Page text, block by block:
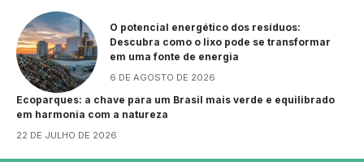
O potencial energético dos resíduos:
Descubra como o lixo pode se transformar
em uma fonte de energia
6 DE AGOSTO DE 2026
Ecoparques: a chave para um Brasil mais verde e equilibrado
em harmonia com a natureza
22 DE JULHO DE 2026